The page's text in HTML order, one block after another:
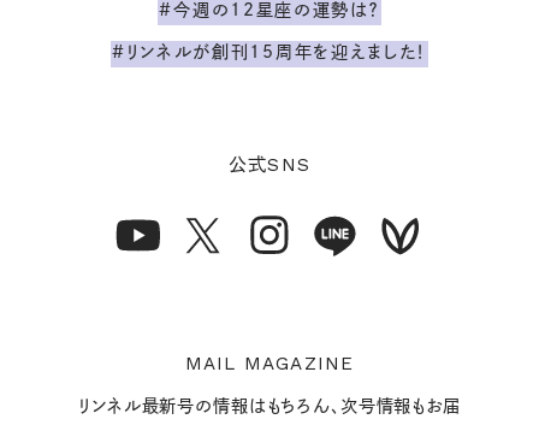
#今週の12星座の運勢は？
#リンネルが創刊15周年を迎えました！
公式SNS
MAIL MAGAZINE
リンネル最新号の情報はもちろん、次号情報もお届